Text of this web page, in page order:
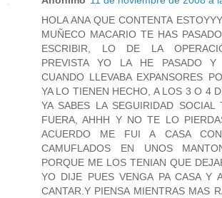
HOLA ANA QUE CONTENTA
MUÑECO MACARIO TE HAS
ESCRIBIR, LO DE LA
PREVISTA YO LA HE PASADO
CUANDO LLEVABA EXPANSORES
YA LO TIENEN HECHO, A LOS 3 O 4
YA SABES LA SEGUIRIDAD SOCIAL
FUERA, AHHH Y NO TE LO
ACUERDO ME FUI A CASA
CAMUFLADOS EN UNOS
PORQUE ME LOS TENIAN QUE
YO DIJE PUES VENGA PA CASA Y
CANTAR.Y PIENSA MIENTRAS MAS